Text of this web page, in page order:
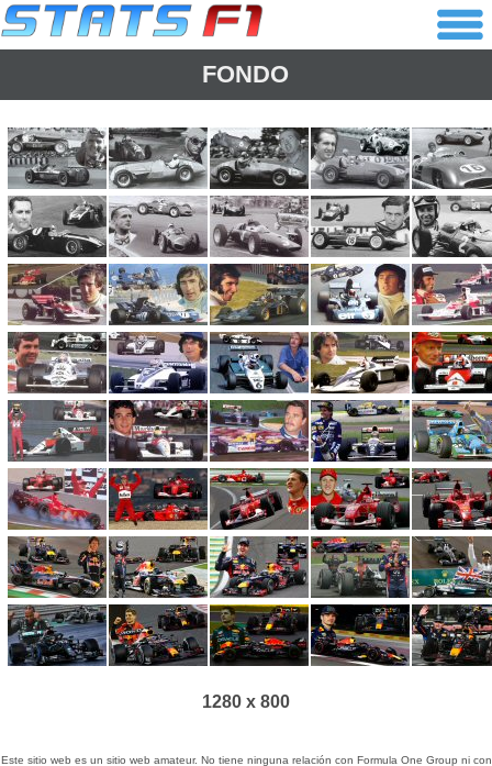
FONDO
1280 x 800
Este sitio web es un sitio web amateur. No tiene ninguna relación con Formula One Group ni con